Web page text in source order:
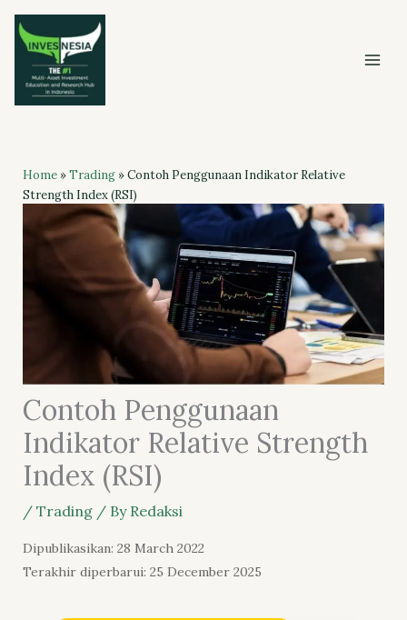
Skip
content
Home»Trading»Contoh Penggunaan Indikator Relative
Strength Index (RSI)
Contoh Penggunaan
Indikator Relative Strength
Index (RSI)
/ Trading/ By Redaksi
Dipublikasikan: 28 March 2022
Terakhir diperbarui: 25 December 2025